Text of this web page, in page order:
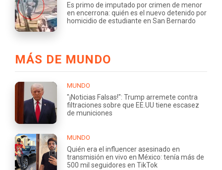
Es primo de imputado por crimen de menor
en encerrona: quién es el nuevo detenido por
homicidio de estudiante en San Bernardo
MÁS DE MUNDO
MUNDO
"¡Noticias Falsas!": Trump arremete contra
filtraciones sobre que EE.UU tiene escasez
de municiones
MUNDO
Quién era el influencer asesinado en
transmisión en vivo en México: tenía más de
500 mil seguidores en TikTok